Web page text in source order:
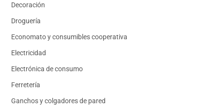
Decoración
Droguería
Economato y consumibles cooperativa
Electricidad
Electrónica de consumo
Ferretería
Ganchos y colgadores de pared